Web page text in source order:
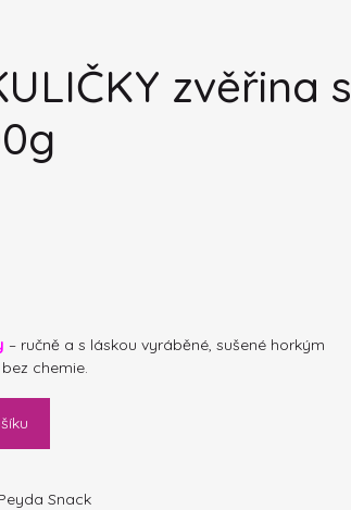
zvěřina s
– ručně a s láskou vyráběné, sušené horkým
chemie.
Snack